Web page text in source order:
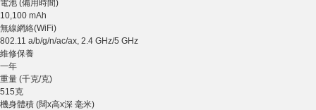
電池 (備用時間)
10,100 mAh
無線網絡(WiFi)
802.11 a/b/g/n/ac/ax, 2.4 GHz/5 GHz
維修保養
一年
重量 (千克/克)
515克
機身體積 (闊x高x深 毫米)